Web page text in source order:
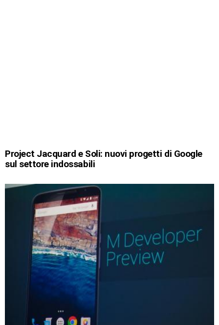
Project Jacquard e Soli: nuovi progetti di Google
sul settore indossabili